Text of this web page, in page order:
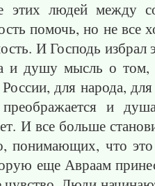
этих людей между
помочь, но не все
И Господь избрал
и душу мысль о том,
для народа,
и
И все больше
понимающих, что это
еще Авраам